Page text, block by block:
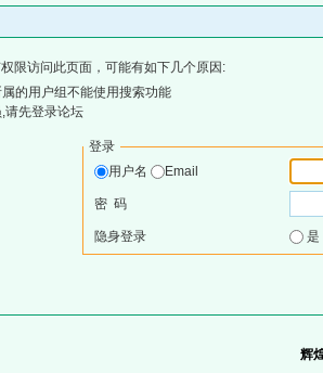
限访问此页面，可能有如下几个原因:
的用户组不能使用搜索功能
请先登录论坛
登录
用户名
Email
密 码
隐身登录
辉